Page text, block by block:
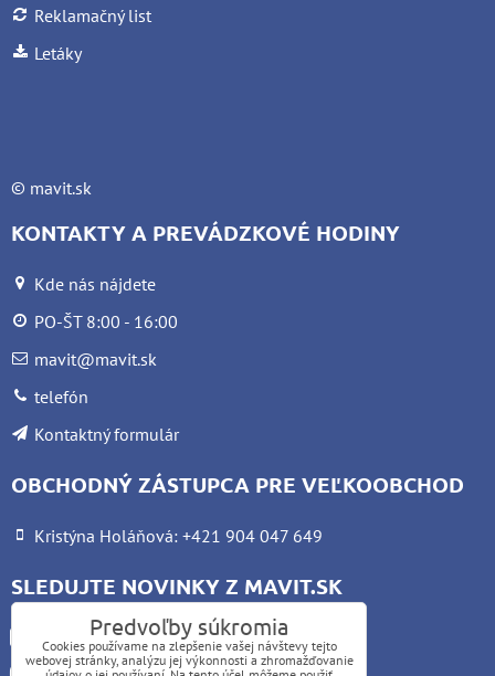
Reklamačný list
Letáky
© mavit.sk
KONTAKTY A PREVÁDZKOVÉ HODINY
Kde nás nájdete
PO-ŠT 8:00 - 16:00
mavit@mavit.sk
telefón
Kontaktný formulár
OBCHODNÝ ZÁSTUPCA PRE VEĽKOOBCHOD
Kristýna Holáňová: +421 904 047 649
SLEDUJTE NOVINKY Z MAVIT.SK
FacebookPredvoľby súkromia
Cookies používame na zlepšenie vašej návštevy tejto
webovej stránky, analýzu jej výkonnosti a zhromažďovanie